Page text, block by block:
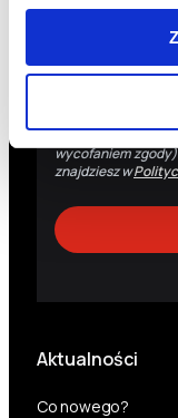
Administratorem
Centrum Pomocy
Dane osobowe są
dotyczących
dostępu do danych
wniesienia
nie wpływa na
wycofaniem
znajdziesz w
Aktualności
Co nowego?